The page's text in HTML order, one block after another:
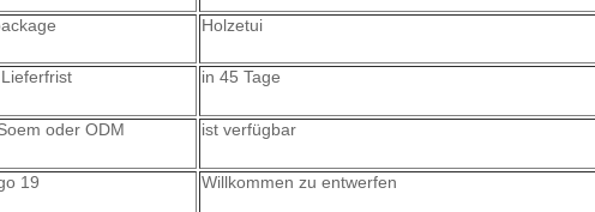
Holzetui
Lieferfrist in 45 Tage
oder ODM ist verfügbar
19 Willkommen zu entwerfen